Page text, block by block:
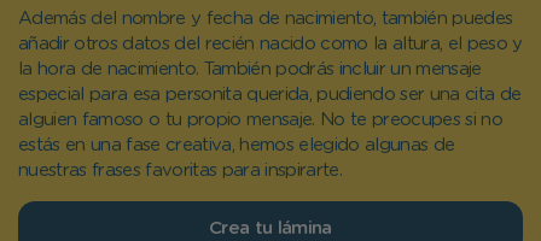
Además del nombre y fecha de nacimiento, también puedes
añadir otros datos del recién nacido como la altura, el peso y
la hora de nacimiento. También podrás incluir un mensaje
especial para esa personita querida, pudiendo ser una cita de
alguien famoso o tu propio mensaje. No te preocupes si no
estás en una fase creativa, hemos elegido algunas de
nuestras frases favoritas para inspirarte.
Crea tu lámina